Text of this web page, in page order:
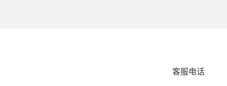
客服电话